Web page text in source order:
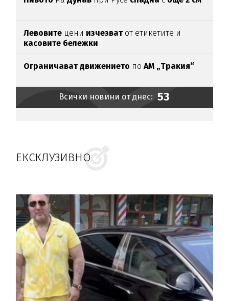
Левовите цени изчезват от етикетите и
касовите бележки
Ограничават движението поАМ „Тракия“
Всички новини от днес: 53
ЕКСКЛУЗИВНО